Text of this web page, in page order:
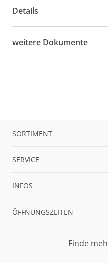
Details
weitere Dokumente
SORTIMENT
SERVICE
INFOS
ÖFFNUNGSZEITEN
Finde